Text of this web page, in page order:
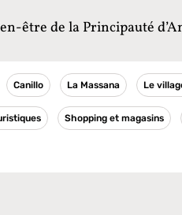
être de la Principauté
Canillo La Massana Le
Shopping et magasins